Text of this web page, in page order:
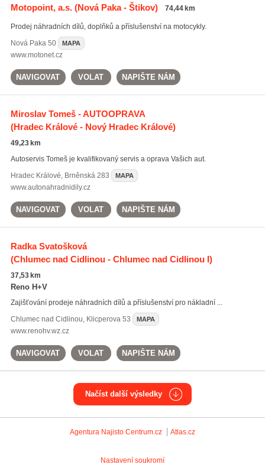
Motopoint, a.s.(Nová Paka - Štikov) 74,44 km
Prodej náhradních dílů, doplňků a příslušenství na motocykly.
Nová Paka50 MAPA
www.motonet.cz
NAVIGOVAT VOLAT NAPIŠTE NÁM
Miroslav Tomeš - AUTOOPRAVA
(Hradec Králové - Nový Hradec Králové)
49,23 km
Autoservis Tomeš je kvalifikovaný servis a oprava Vašich aut.
Hradec Králové, Brněnská 283 MAPA
www.autonahradnidily.cz
NAVIGOVAT VOLAT NAPIŠTE NÁM
Radka Svatošková
(Chlumec nad Cidlinou - Chlumec nad Cidlinou I)
37,53 km
Reno H+V
Zajišťování prodeje náhradních dílů a příslušenství pro nákladní ...
Chlumec nad Cidlinou, Klicperova 53 MAPA
www.renohv.wz.cz
NAVIGOVAT VOLAT NAPIŠTE NÁM
Načíst další výsledky
Agentura Najisto Centrum.cz Atlas.cz
Nastavení soukromí